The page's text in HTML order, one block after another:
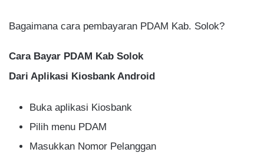
Bagaimana cara pembayaran PDAM Kab. Solok?
Cara Bayar PDAM Kab Solok
Dari Aplikasi Kiosbank Android
Buka aplikasi Kiosbank
Pilih menu PDAM
Masukkan Nomor Pelanggan